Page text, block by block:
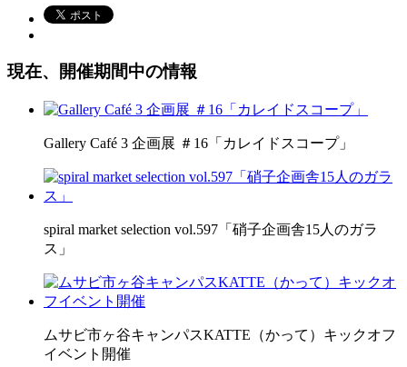
現在、開催期間中の情報
Gallery Café 3 企画展 ＃16「カレイドスコープ」
spiral market selection vol.597「硝子企画舎15人のガラ
ス」
ムサビ市ヶ谷キャンパスKATTE（かって）キックオフ
イベント開催